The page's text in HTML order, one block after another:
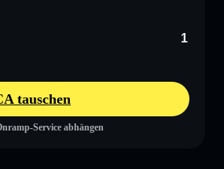
tauschen
Service abhängen